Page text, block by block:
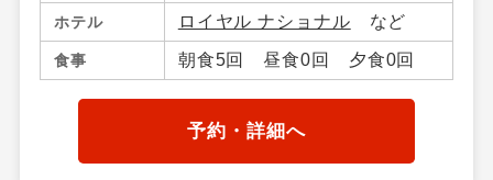
ホテル ロイヤル ナショナル など
食事 朝食5回 昼食0回 夕食0回
予約・詳細へ